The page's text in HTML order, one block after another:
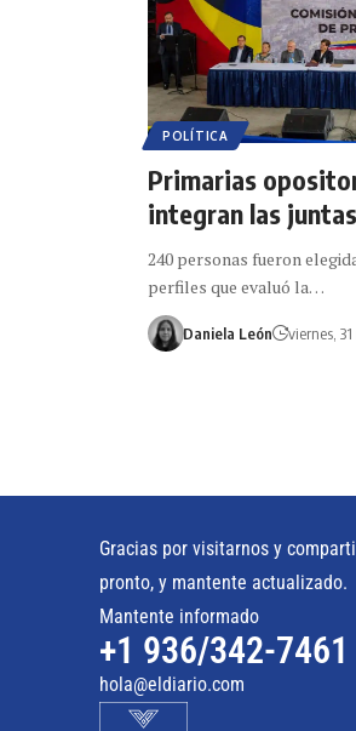
POLÍTICA
Primarias
integran las
240 personas fueron
perfiles que evaluó la…
Daniela León viernes,
Gracias por visitarnos y
pronto, y mantente actualizado.
Mantente informado
+1 936/342-7461
hola@eldiario.com